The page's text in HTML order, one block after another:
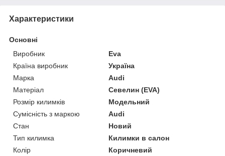
Характеристики
Основні
Виробник
Eva
Країна виробник
Україна
Марка
Audi
Матеріал
Севелин (EVA)
Розмір килимків
Модельний
Сумісність з маркою
Audi
Стан
Новий
Тип килимка
Килимки в салон
Колір
Коричневий